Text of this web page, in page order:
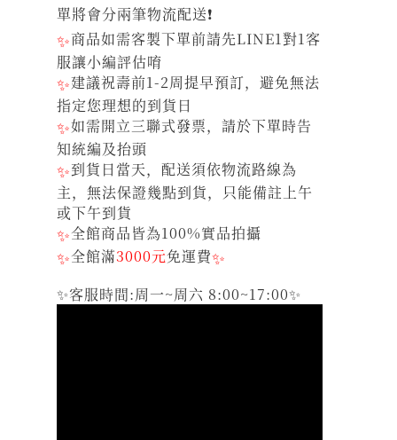
單將會分兩筆物流配送❗
✨商品如需客製下單前請先LINE1對1客
服讓小編評估唷
✨建議祝壽前1-2周提早預訂，避免無法
指定您理想的到貨日
✨如需開立三聯式發票，請於下單時告
知統編及抬頭
✨到貨日當天，配送須依物流路線為
主，無法保證幾點到貨，只能備註上午
或下午到貨
✨全館商品皆為100%實品拍攝
✨全館滿3000元免運費✨
✨客服時間:周一~周六 8:00~17:00✨